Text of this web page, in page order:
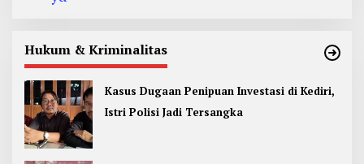
Hukum & Kriminalitas
Kasus Dugaan Penipuan Investasi di Kediri,
Istri Polisi Jadi Tersangka